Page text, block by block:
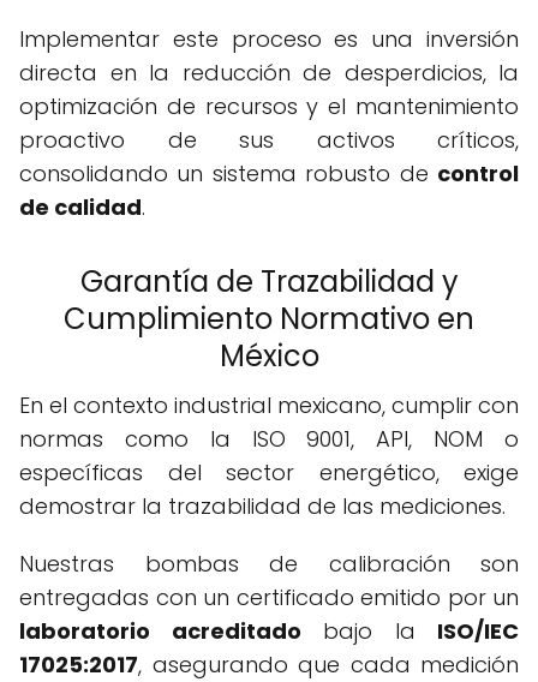
Implementar este proceso es una inversión
directa en la reducción de desperdicios, la
optimización de recursos y el mantenimiento
proactivo de sus activos críticos,
consolidando un sistema robusto de control
de calidad.
Garantía de Trazabilidad y
Cumplimiento Normativo en
México
En el contexto industrial mexicano, cumplir con
normas como la ISO 9001, API, NOM o
específicas del sector energético, exige
demostrar la trazabilidad de las mediciones.
Nuestras bombas de calibración son
entregadas con un certificado emitido por un
laboratorio acreditado bajo la ISO/IEC
17025:2017, asegurando que cada medición